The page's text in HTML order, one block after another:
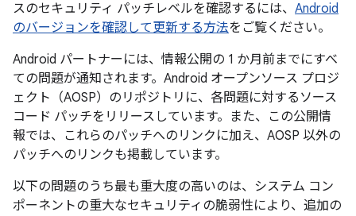
スのセキュリティ パッチレベルを確認するには、 Android
のバージョンを確認して更新する方法をご覧ください。
Android パートナーには、情報公開の 1 か月前までにすべ
ての問題が通知されます。Android オープンソース プロジ
ェクト（AOSP）のリポジトリに、各問題に対するソース
コード パッチをリリースしています。また、この公開情
報では、これらのパッチへのリンクに加え、AOSP 以外の
パッチへのリンクも掲載しています。
以下の問題のうち最も重大度の高いのは、システム コン
ポーネントの重大なセキュリティの脆弱性により、追加の